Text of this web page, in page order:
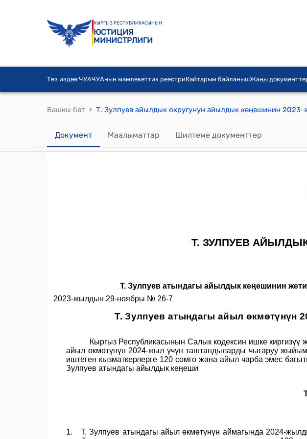
КЫРГЫЗ РЕСПУБЛИКАСЫНЫН
ЮСТИЦИЯ
МИНИСТРЛИГИ
Тез издөө ЧУАЧУАнын мамлекеттик реестриКайтарым байланышЖаңы
Башкы бет ›
Документ Маалыматтар Шилтеме документтер